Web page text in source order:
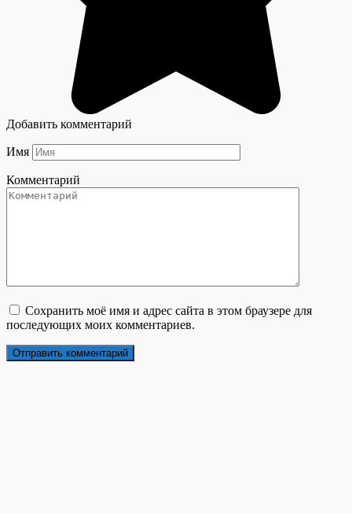
Добавить комментарий
Имя
Комментарий
Сохранить моё имя и адрес сайта в этом браузере для
последующих моих комментариев.